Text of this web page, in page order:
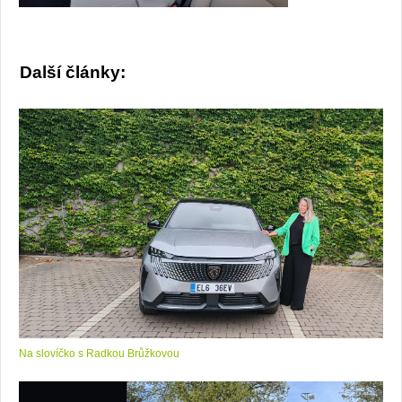
Další články:
Na slovíčko s Radkou Brůžkovou